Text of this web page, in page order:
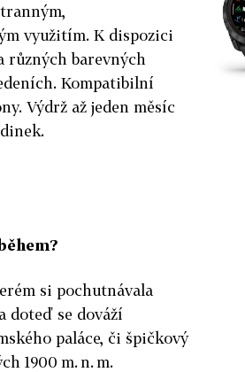
využitím. K dispozici
různých barevných
Kompatibilní
Výdrž až jeden měsíc
si pochutnávala
doteď se dováží
paláce, či špičkový
1900 m. n. m.